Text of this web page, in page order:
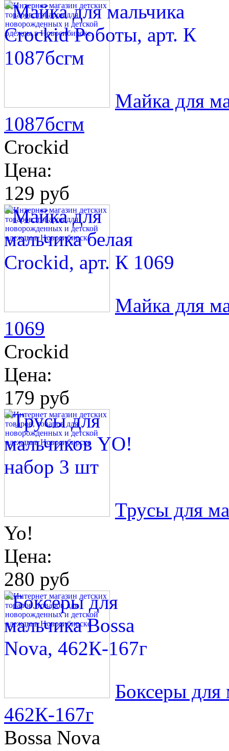
Майка для
1087бсгм
Crockid
Цена:
129 руб
Майка для
1069
Crockid
Цена:
179 руб
Трусы для
Yo!
Цена:
280 руб
Боксеры для
462К-167г
Bossa Nova